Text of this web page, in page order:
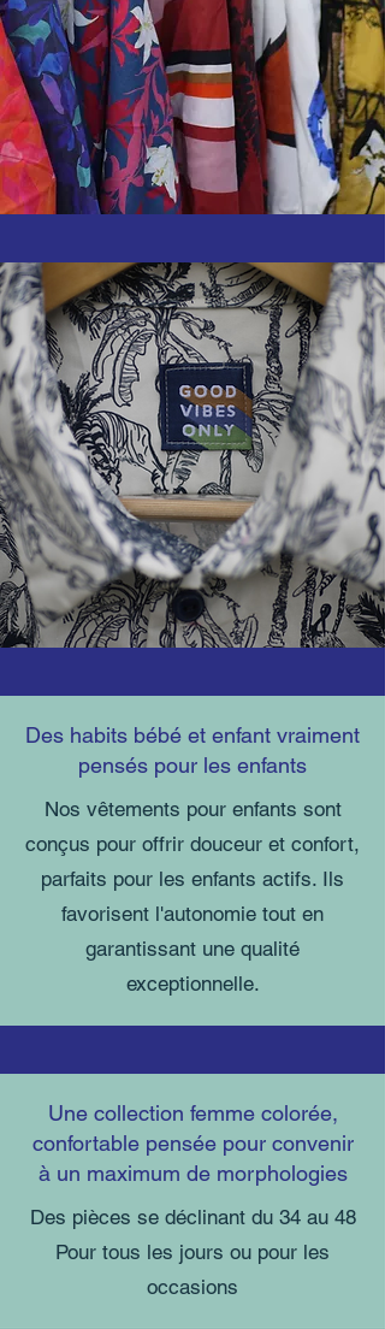
Des habits bébé et enfant vraiment
pensés pour les enfants
Nos vêtements pour enfants sont
conçus pour offrir douceur et confort,
parfaits pour les enfants actifs. Ils
favorisent l'autonomie tout en
garantissant une qualité
exceptionnelle.
Une collection femme colorée,
confortable pensée pour convenir
à un maximum de morphologies
Des pièces se déclinant du 34 au 48
Pour tous les jours ou pour les
occasions